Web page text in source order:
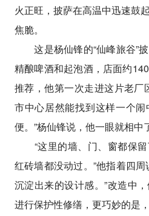
火正旺，披萨在高温中迅速鼓
焦脆。
这是杨仙锋的“仙峰旅谷”披
精酿啤酒和起泡酒，店面约
推荐，他第一次走进这片老厂
市中心居然能找到这样一个
便。”杨仙锋说，他一眼就相中
“这里的墙、门、窗都保留
红砖墙都没动过。”他指着四
沉淀出来的设计感。”改造中
进行保护性修缮，更巧妙的是